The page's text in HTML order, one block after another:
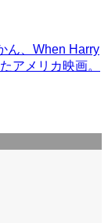
ん、When Harry
アメリカ映画。